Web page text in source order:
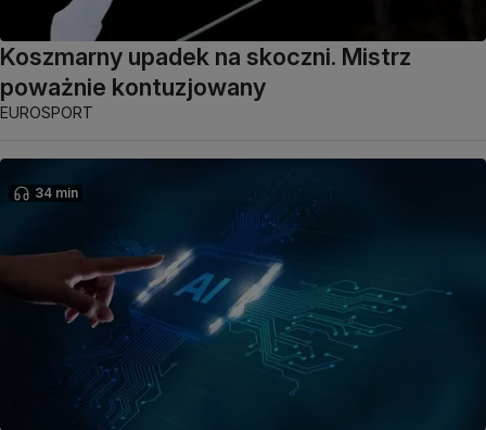
Koszmarny upadek na skoczni. Mistrz
poważnie kontuzjowany
EUROSPORT
34 min